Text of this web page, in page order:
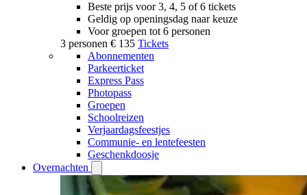
Beste prijs voor 3, 4, 5 of 6 tickets
Geldig op openingsdag naar keuze
Voor groepen tot 6 personen
3 personen € 135 Tickets
Abonnementen
Parkeerticket
Express Pass
Photopass
Groepen
Schoolreizen
Verjaardagsfeestjes
Communie- en lentefeesten
Geschenkdoosje
Overnachten
Overnachten
submenu